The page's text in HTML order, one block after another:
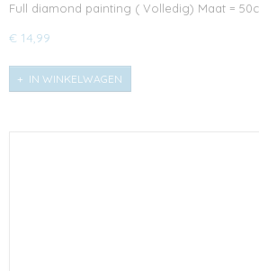
Full diamond painting ( Volledig) Maat =
€ 14,99
IN WINKELWAGEN